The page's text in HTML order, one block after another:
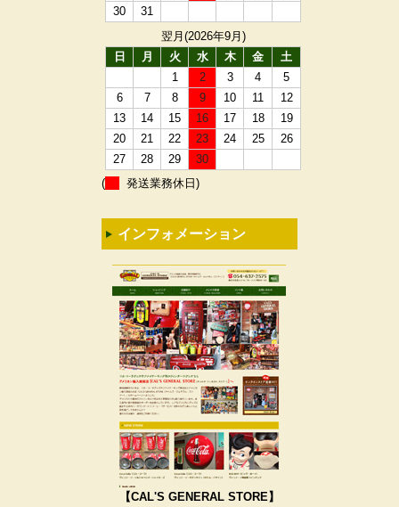
30
31
翌月(2026年9月)
日
月 火 水 木 金
土
1
2 3 4
5
6
7 8 9 10 11
12
13
14 15 16 17 18
19
20
21 22 23 24 25
26
27
28 29
30
(
発送業務休日)
インフォメーション
【CAL'S GENERAL STORE】